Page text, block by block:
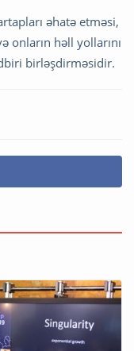
əhatə etməsi,
onların həll yollarını
birləşdirməsidir.